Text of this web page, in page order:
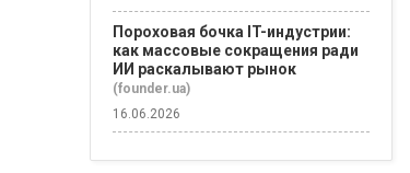
Пороховая бочка IT-индустрии:
как массовые сокращения ради
ИИ раскалывают рынок
(founder.ua)
16.06.2026